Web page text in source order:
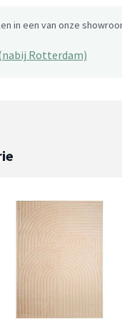
in een van onze
Rotterdam)